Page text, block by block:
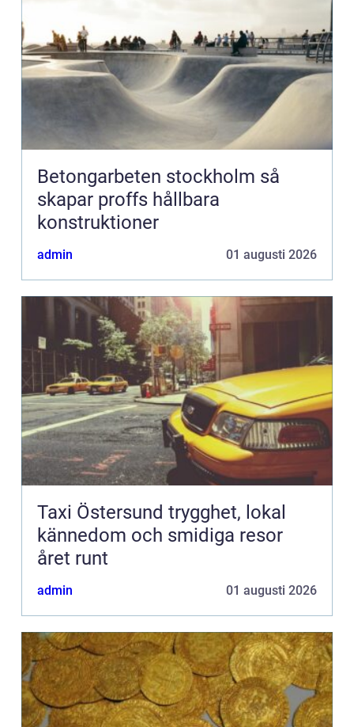
Betongarbeten stockholm så
skapar proffs hållbara
konstruktioner
admin 01 augusti 2026
Taxi Östersund trygghet, lokal
kännedom och smidiga resor
året runt
admin 01 augusti 2026